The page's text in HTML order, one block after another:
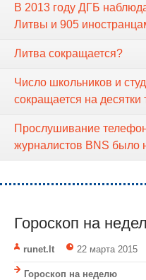
В 2013 году ДГБ
Литвы и 905
Литва сокращается?
Число школьников и
сокращается на десятки
Прослушивание
журналистов BNS было
Гороскоп на
runet.lt 22 марта 2015
Гороскоп на неделю